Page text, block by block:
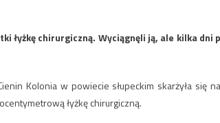
łyżkę chirurgiczną. Wyciągnęli ją, ale kilka
Kolonia w powiecie słupeckim skarżyła się
łyżkę chirurgiczną.